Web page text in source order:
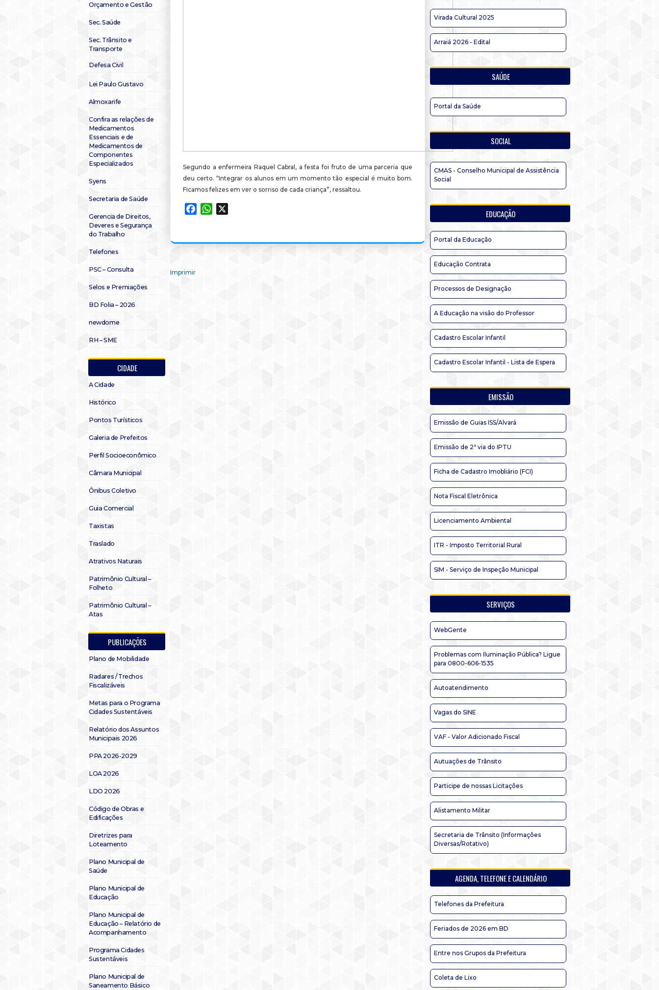
Orçamento e Gestão
Sec. Saúde
Sec. Trânsito e
Transporte
Defesa Civil
Lei Paulo Gustavo
Almoxarife
Confira as relações de
Medicamentos
Essenciais e de
Medicamentos de
Componentes
Especializados
Syens
Secretaria de Saúde
Gerencia de Direitos,
Deveres e Segurança
do Trabalho
Telefones
PSC – Consulta
Selos e Premiações
BD Folia – 2026
newdome
RH – SME
CIDADE
A Cidade
Histórico
Pontos Turísticos
Galeria de Prefeitos
Perfil Socioeconômico
Câmara Municipal
Ônibus Coletivo
Guia Comercial
Taxistas
Traslado
Atrativos Naturais
Patrimônio Cultural –
Folheto
Patrimônio Cultural –
Atas
PUBLICAÇÕES
Plano de Mobilidade
Radares / Trechos
Fiscalizáveis
Metas para o Programa
Cidades Sustentáveis
Relatório dos Assuntos
Municipais 2026
PPA 2026-2029
LOA 2026
LDO 2026
Código de Obras e
Edificações
Diretrizes para
Loteamento
Plano Municipal de
Saúde
Plano Municipal de
Educação
Plano Municipal de
Educação – Relatório de
Acompanhamento
Programa Cidades
Sustentáveis
Plano Municipal de
Saneamento Básico
Segundo a enfermeira Raquel Cabral, a festa foi fruto de uma parceria que
deu certo. “Integrar os alunos em um momento tão especial é muito bom.
Ficamos felizes em ver o sorriso de cada criança”, ressaltou.
FacebookWhatsApp
Imprimir
Virada Cultural 2025
Arraiá 2026 - Edital
SAÚDE
Portal da Saúde
SOCIAL
CMAS - Conselho Municipal de Assistência
Social
EDUCAÇÃO
Portal da Educação
Educação Contrata
Processos de Designação
A Educação na visão do Professor
Cadastro Escolar Infantil
Cadastro Escolar Infantil - Lista de Espera
EMISSÃO
Emissão de Guias ISS/Alvará
Emissão de 2ª via do IPTU
Ficha de Cadastro Imobliário (FCI)
Nota Fiscal Eletrônica
Licenciamento Ambiental
ITR - Imposto Territorial Rural
SIM - Serviço de Inspeção Municipal
SERVIÇOS
WebGente
Problemas com Iluminação Pública? Ligue
para 0800-606-1535
Autoatendimento
Vagas do SINE
VAF - Valor Adicionado Fiscal
Autuações de Trânsito
Participe de nossas Licitações
Alistamento Militar
Secretaria de Trânsito (Informações
Diversas/Rotativo)
AGENDA, TELEFONE E CALENDÁRIO
Telefones da Prefeitura
Feriados de 2026 em BD
Entre nos Grupos da Prefeitura
Coleta de Lixo